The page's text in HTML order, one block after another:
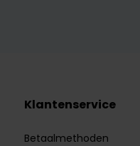
Klantenservice
Betaalmethoden